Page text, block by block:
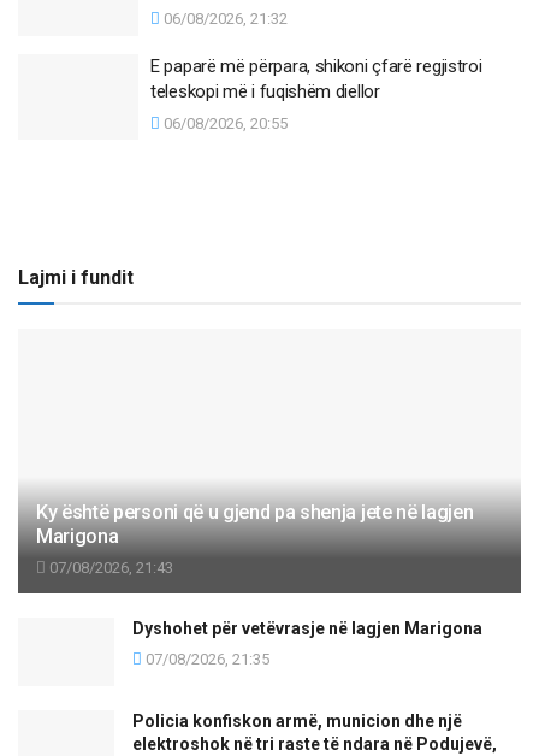
06/08/2026, 21:32
E paparë më përpara, shikoni çfarë regjistroi
teleskopi më i fuqishëm diellor
06/08/2026, 20:55
Lajmi i fundit
Ky është personi që u gjend pa shenja jete në lagjen
Marigona
07/08/2026, 21:43
Dyshohet për vetëvrasje në lagjen Marigona
07/08/2026, 21:35
Policia konfiskon armë, municion dhe një
elektroshok në tri raste të ndara në Podujevë,